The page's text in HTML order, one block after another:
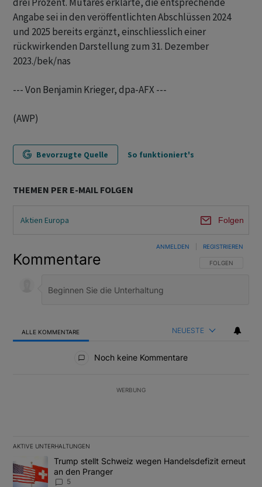
drei Prozent. Mutares erklärte, die entsprechende
Angabe sei in den veröffentlichten Abschlüssen 2024
und 2025 bereits ergänzt, einschliesslich einer
rückwirkenden Darstellung zum 31. Dezember
2023./bek/nas
--- Von Benjamin Krieger, dpa-AFX ---
(AWP)
Bevorzugte Quelle So funktioniert's
THEMEN PER E-MAIL FOLGEN
Aktien Europa Folgen
Kommentare FOLGE DIESER
FOLGEN
ANMELDEN REGISTRIEREN
ALLE KOMMENTARE NEUESTE
Noch keine Kommentare
WERBUNG
AKTIVE UNTERHALTUNGEN
Das Folgende ist eine Liste der am meisten kommentierten
Ein Trendartikel mit dem Titel "Trump stellt Schweiz wegen
Trump stellt Schweiz wegen Handelsdefizit erneut
an den Pranger
5